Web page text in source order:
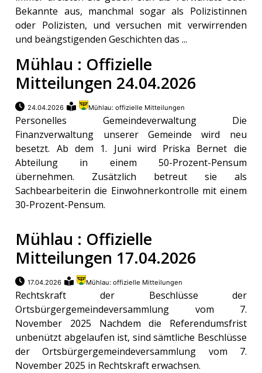
Bekannte aus, manchmal sogar als Polizistinnen
oder Polizisten, und versuchen mit verwirrenden
und beängstigenden Geschichten das ...
Mühlau : Offizielle
Mitteilungen 24.04.2026
24.04.2026 Mühlau: offizielle Mitteilungen
Personelles Gemeindeverwaltung Die
Finanzverwaltung unserer Gemeinde wird neu
besetzt. Ab dem 1. Juni wird Priska Bernet die
Abteilung in einem 50-Prozent-Pensum
übernehmen. Zusätzlich betreut sie als
Sachbearbeiterin die Einwohnerkontrolle mit einem
30-Prozent-Pensum.
Mühlau : Offizielle
Mitteilungen 17.04.2026
17.04.2026 Mühlau: offizielle Mitteilungen
Rechtskraft der Beschlüsse der
Ortsbürgergemeindeversammlung vom 7.
November 2025 Nachdem die Referendumsfrist
unbenützt abgelaufen ist, sind sämtliche Beschlüsse
der Ortsbürgergemeindeversammlung vom 7.
November 2025 in Rechtskraft erwachsen.